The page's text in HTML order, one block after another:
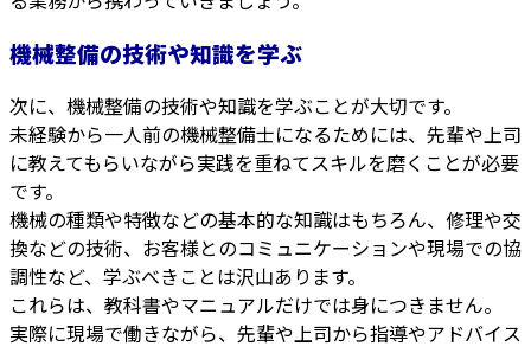
機械整備の技術や知識を学ぶ
次に、機械整備の技術や知識を学ぶことが大切です。
未経験から一人前の機械整備士になるためには、先輩や上司
に教えてもらいながら実践を重ねてスキルを磨くことが必要
です。
機械の種類や特徴などの基本的な知識はもちろん、修理や交
換などの技術、お客様とのコミュニケーションや現場での協
調性など、学ぶべきことは沢山あります。
これらは、教科書やマニュアルだけでは身につきません。
実際に現場で働きながら、先輩や上司から指導やアドバイス